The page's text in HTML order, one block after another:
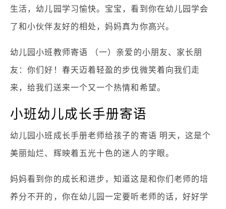
生活，幼儿园学习愉快。宝宝，看到你在幼儿园学会
了和小伙伴友好的相处，妈妈真为你高兴。
幼儿园小班教师寄语 （一）亲爱的小朋友、家长朋
友：你们好！春天迈着轻盈的步伐微笑着向我们走
来，给我们送来一个又一个热情和希望。
小班幼儿成长手册寄语
幼儿园小班成长手册老师给孩子的寄语 明天，这是个
美丽灿烂、辉映着五光十色的迷人的字眼。
妈妈看到你的成长和进步，知道这是和你们老师的培
养分不开的，你在幼儿园一定要听老师的话，好好学